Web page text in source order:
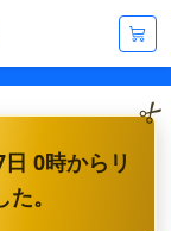
0時からリ
。